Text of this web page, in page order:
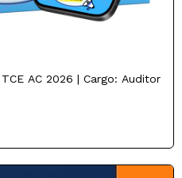
AC 2026 | Cargo: Auditor